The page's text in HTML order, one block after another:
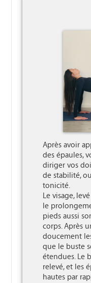
Après avoir
des épaules,
diriger vos
de stabilité,
tonicité.
Le visage,
le
pieds aussi
corps. Après
doucement
que le buste
étendues. Le
relevé, et les
hautes par